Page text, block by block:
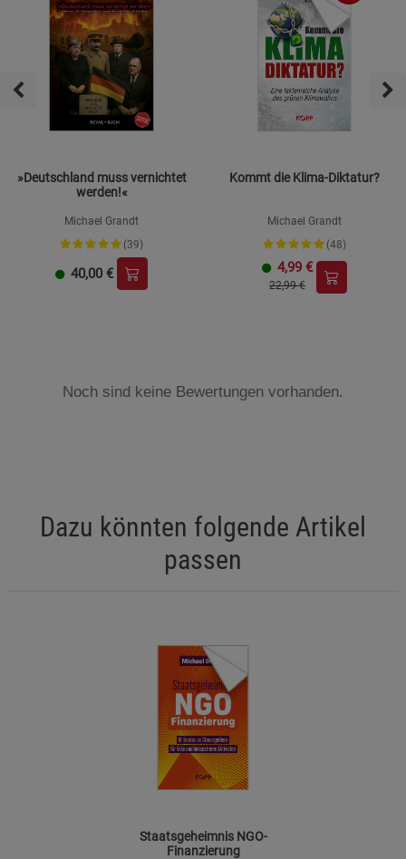
»Deutschland muss vernichtet
werden!«
Michael Grandt
(39)
40,00 €
Kommt die Klima-Diktatur?
Michael Grandt
(48)
4,99 €
22,99 €
Noch sind keine Bewertungen vorhanden.
Dazu könnten folgende Artikel
passen
Staatsgeheimnis NGO-
Finanzierung